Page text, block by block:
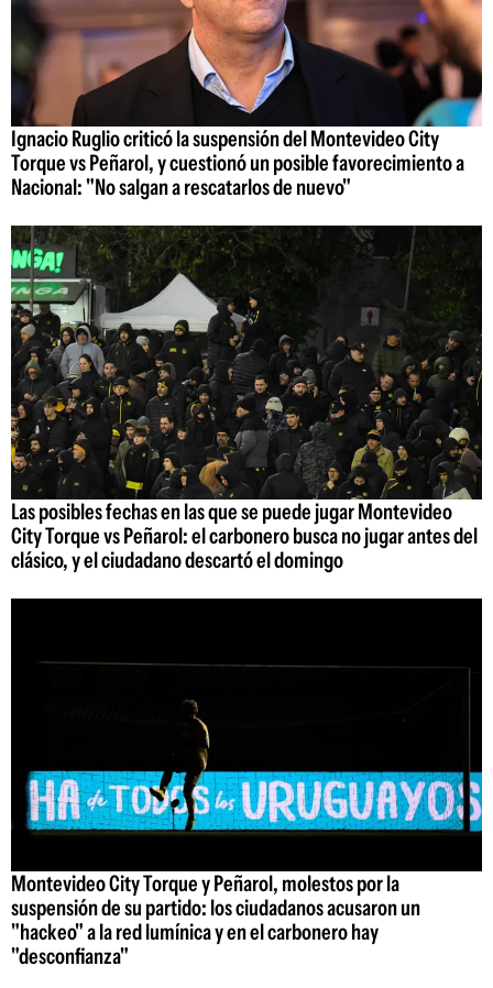
Ignacio Ruglio criticó la suspensión del Montevideo City
Torque vs Peñarol, y cuestionó un posible favorecimiento a
Nacional: "No salgan a rescatarlos de nuevo"
Las posibles fechas en las que se puede jugar Montevideo
City Torque vs Peñarol: el carbonero busca no jugar antes del
clásico, y el ciudadano descartó el domingo
Montevideo City Torque y Peñarol, molestos por la
suspensión de su partido: los ciudadanos acusaron un
"hackeo" a la red lumínica y en el carbonero hay
"desconfianza"